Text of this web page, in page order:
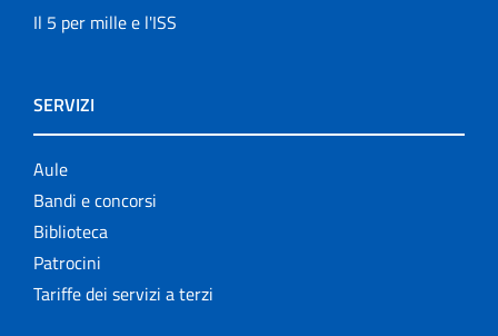
Il 5 per mille e l'ISS
SERVIZI
Aule
Bandi e concorsi
Biblioteca
Patrocini
Tariffe dei servizi a terzi